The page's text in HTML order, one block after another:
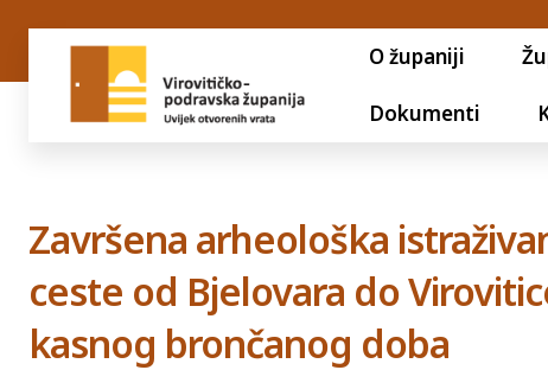
O županiji
Dokumenti
Završena arheološka
ceste od Bjelovara do
kasnog brončanog doba